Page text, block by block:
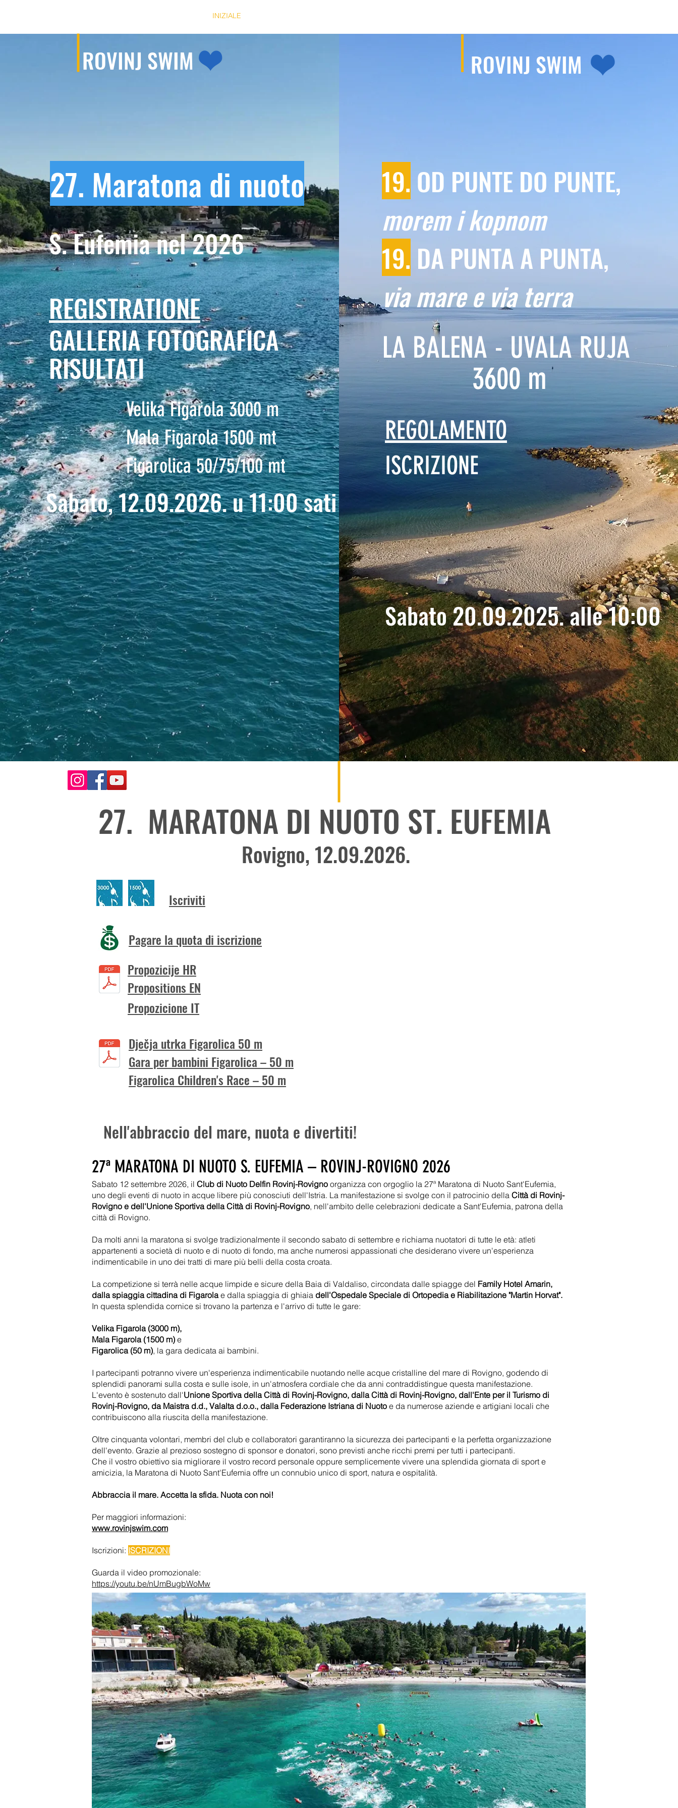
INIZIALE
ROVINJ SWIM
27. Maratona di nuoto
S. Eufemia nel 2026
GALLERIA FOTOGRAFICA
RISULTATI
REGISTRATIONE
Velika Figarola 3000 m
Mala Figarola 1500 mt
Figarolica 50/75/100 mt
Sabato, 12.09.2026. u 11:00 sati
ROVINJ SWIM
19. OD PUNTE DO PUNTE,
morem i kopnom
19. DA PUNTA A PUNTA,
via mare e via terra
LA BALENA - UVALA RUJA
3600 m
REGOLAMENTO
ISCRIZIONE
Sabato 20.09.2025. alle 10:00
27. MARATONA DI NUOTO ST. EUFEMIA
Rovigno, 12.09.2026.
Iscriviti
Pagare la quota di iscrizione
Propozicije HR
Propositions EN
Propozicione IT
Dječja utrka Figarolica 50 m
Gara per bambini Figarolica – 50 m
Figarolica Children's Race – 50 m
Nell'abbraccio del mare, nuota e divertiti!
27ª MARATONA DI NUOTO S. EUFEMIA – ROVINJ-ROVIGNO 2026
Sabato 12 settembre 2026, il Club di Nuoto Delfin Rovinj-Rovigno organizza con orgoglio la 27ª Maratona di Nuoto Sant'Eufemia,
uno degli eventi di nuoto in acque libere più conosciuti dell'Istria. La manifestazione si svolge con il patrocinio della Città di Rovinj-
Rovigno e dell'Unione Sportiva della Città di Rovinj-Rovigno, nell'ambito delle celebrazioni dedicate a Sant'Eufemia, patrona della
città di Rovigno.
Da molti anni la maratona si svolge tradizionalmente il secondo sabato di settembre e richiama nuotatori di tutte le età: atleti
appartenenti a società di nuoto e di nuoto di fondo, ma anche numerosi appassionati che desiderano vivere un'esperienza
indimenticabile in uno dei tratti di mare più belli della costa croata.
La competizione si terrà nelle acque limpide e sicure della Baia di Valdaliso, circondata dalle spiagge del Family Hotel Amarin,
dalla spiaggia cittadina di Figarolae dalla spiaggia di ghiaia dell'Ospedale Speciale di Ortopedia e Riabilitazione "Martin Horvat".
In questa splendida cornice si trovano la partenza e l'arrivo di tutte le gare:
Velika Figarola (3000 m),
Mala Figarola (1500 m) e
Figarolica (50 m), la gara dedicata ai bambini.
I partecipanti potranno vivere un'esperienza indimenticabile nuotando nelle acque cristalline del mare di Rovigno, godendo di
splendidi panorami sulla costa e sulle isole, in un'atmosfera cordiale che da anni contraddistingue questa manifestazione.
L'evento è sostenuto dall'Unione Sportiva della Città di Rovinj-Rovigno, dalla Città di Rovinj-Rovigno, dall'Ente per il Turismo di
Rovinj-Rovigno, da Maistra d.d., Valalta d.o.o., dalla Federazione Istriana di Nuoto e da numerose aziende e artigiani locali che
contribuiscono alla riuscita della manifestazione.
Oltre cinquanta volontari, membri del club e collaboratori garantiranno la sicurezza dei partecipanti e la perfetta organizzazione
dell'evento. Grazie al prezioso sostegno di sponsor e donatori, sono previsti anche ricchi premi per tutti i partecipanti.
Che il vostro obiettivo sia migliorare il vostro record personale oppure semplicemente vivere una splendida giornata di sport e
amicizia, la Maratona di Nuoto Sant'Eufemia offre un connubio unico di sport, natura e ospitalità.
Abbraccia il mare. Accetta la sfida. Nuota con noi!
Per maggiori informazioni:
www.rovinjswim.com
Iscrizioni: ISCRIZIONI
Guarda il video promozionale:
https://youtu.be/nUmBugbWoMw